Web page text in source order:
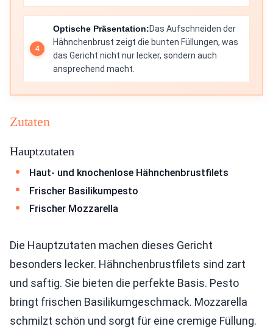
Optische Präsentation:Das Aufschneiden der
Hähnchenbrust zeigt die bunten Füllungen, was
das Gericht nicht nur lecker, sondern auch
ansprechend macht.
Zutaten
Hauptzutaten
Haut- und knochenlose Hähnchenbrustfilets
Frischer Basilikumpesto
Frischer Mozzarella
Die Hauptzutaten machen dieses Gericht
besonders lecker. Hähnchenbrustfilets sind zart
und saftig. Sie bieten die perfekte Basis. Pesto
bringt frischen Basilikumgeschmack. Mozzarella
schmilzt schön und sorgt für eine cremige Füllung.